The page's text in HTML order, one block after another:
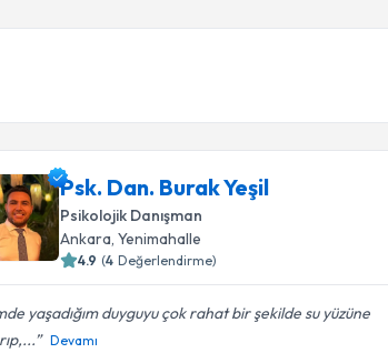
Psk. Dan. Burak Yeşil
Psikolojik Danışman
Ankara, Yenimahalle
4.9 (4 Değerlendirme)
yaşadığım duyguyu çok rahat bir şekilde su yüzüne
Devamı